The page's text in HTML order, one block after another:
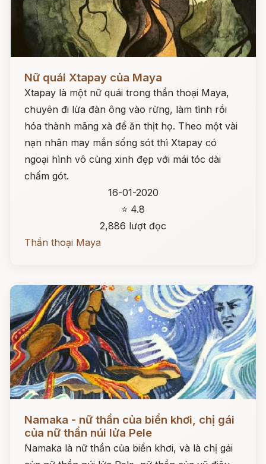
Nữ quái Xtapay của Maya
Xtapay là một nữ quái trong thần thoại Maya,
chuyên đi lừa đàn ông vào rừng, làm tình rồi
hóa thành mãng xà để ăn thịt họ. Theo một vài
nạn nhân may mắn sống sót thì Xtapay có
ngoại hình vô cùng xinh đẹp với mái tóc dài
chấm gót.
16-01-2020
⭐ 4.8
2,886 lượt đọc
Thần thoại Maya
Namaka - nữ thần của biển khơi, chị gái
của nữ thần núi lửa Pele
Namaka là nữ thần của biển khơi, và là chị gái